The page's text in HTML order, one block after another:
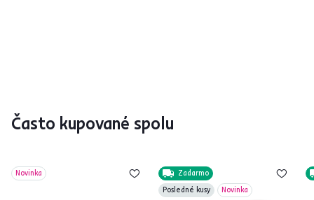
Často kupované spolu
Novinka
Zadarmo
Posledné kusy
Novinka